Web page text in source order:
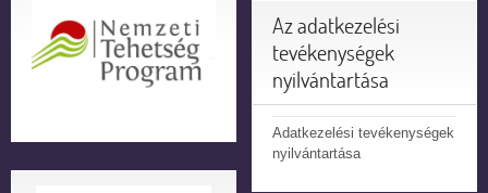
Az adatkezelési
tevékenységek
nyilvántartása
Adatkezelési tevékenységek
nyilvántartása